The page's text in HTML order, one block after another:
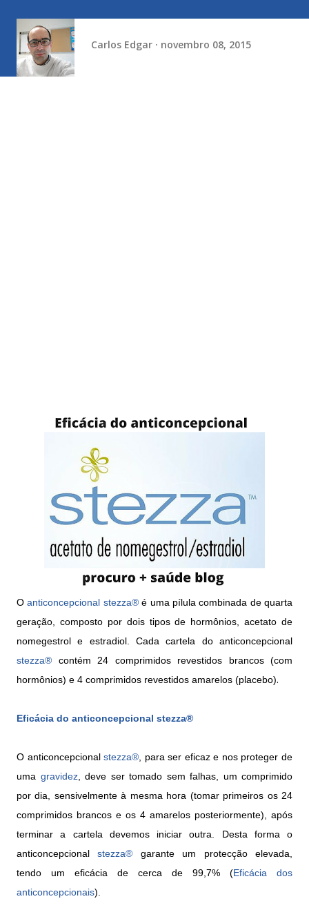
Carlos Edgar novembro 08, 2015
Oanticoncepcional stezza®é uma pílula combinada de quarta
geração, composto por dois tipos de hormônios, acetato de
nomegestrol e estradiol. Cada cartela do anticoncepcional
stezza® contém 24 comprimidos revestidos brancos (com
hormônios) e 4 comprimidos revestidos amarelos (placebo).
Eficácia do anticoncepcional stezza®
O anticoncepcionalstezza® , para ser eficaz e nos proteger de
uma gravidez, deve ser tomado sem falhas, um comprimido
por dia, sensivelmente à mesma hora (tomar primeiros os 24
comprimidos brancos e os 4 amarelos posteriormente), após
terminar a cartela devemos iniciar outra. Desta forma o
anticoncepcionalstezza® garante um protecção elevada,
tendo um eficácia de cerca de 99,7% (Eficácia dos
anticoncepcionais).